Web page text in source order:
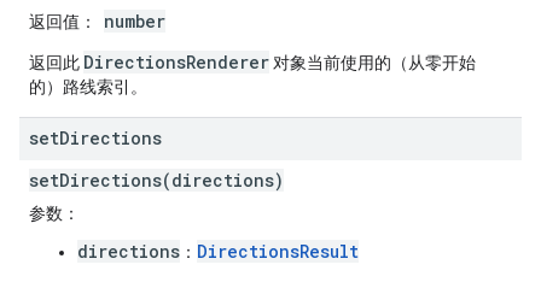
返回值 ： number
返回此 DirectionsRenderer 对象当前使用的（从零开始
的）路线索引。
setDirections
setDirections(directions)
参数 ：
directions ： DirectionsResult